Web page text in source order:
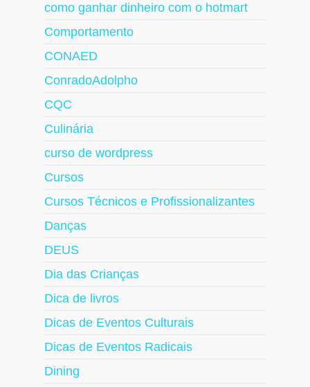
como ganhar dinheiro com o hotmart
Comportamento
CONAED
ConradoAdolpho
CQC
Culinária
curso de wordpress
Cursos
Cursos Técnicos e Profissionalizantes
Danças
DEUS
Dia das Crianças
Dica de livros
Dicas de Eventos Culturais
Dicas de Eventos Radicais
Dining